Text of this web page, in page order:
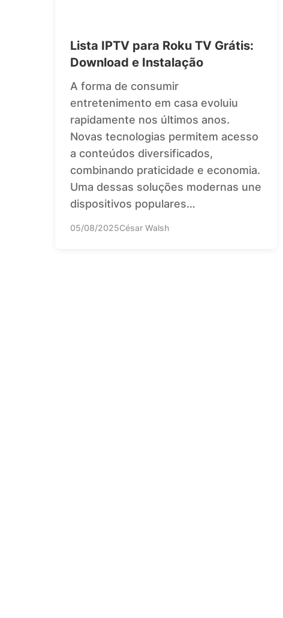
Lista IPTV para Roku TV Grátis:
Download e Instalação
A forma de consumir
entretenimento em casa evoluiu
rapidamente nos últimos anos.
Novas tecnologias permitem acesso
a conteúdos diversificados,
combinando praticidade e economia.
Uma dessas soluções modernas une
dispositivos populares…
05/08/2025César Walsh